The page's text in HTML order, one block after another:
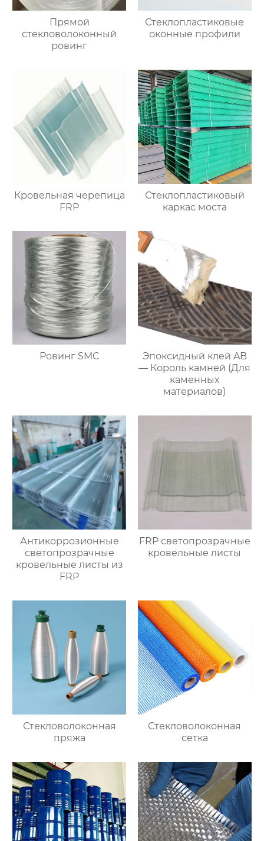
Прямой
стекловолоконный
ровинг
Стеклопластиковые
оконные профили
Кровельная черепица
FRP
Стеклопластиковый
каркас моста
Ровинг SMC
Эпоксидный клей AB
— Король камней (Для
каменных
материалов)
Антикоррозионные
светопрозрачные
кровельные листы из
FRP
FRP светопрозрачные
кровельные листы
Стекловолоконная
пряжа
Стекловолоконная
сетка